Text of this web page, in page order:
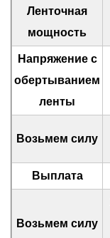
Ленточная
мощность
Напряжение с
обертыванием
ленты
Возьмем силу
Выплата
Возьмем силу